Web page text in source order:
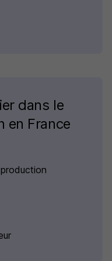
dans le
en France